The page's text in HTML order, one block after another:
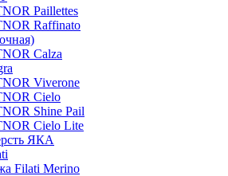
Paillettes
Raffinato
Calza
Viverone
Cielo
Shine Pail
Cielo Lite
ЯКА
Filati Merino